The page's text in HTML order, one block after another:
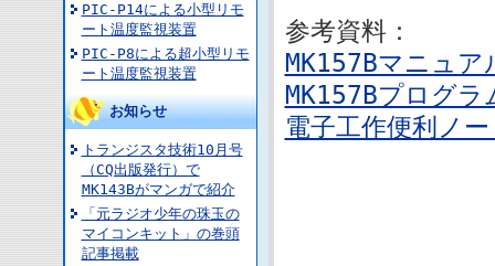
PIC-P14による小型リモ
ート温度監視装置
PIC-P8による超小型リモ
ート温度監視装置
お知らせ
トランジスタ技術10月号
（CQ出版発行）で
MK143Bがマンガで紹介
「元ラジオ少年の珠玉の
マイコンキット」の巻頭
記事掲載
参考資料：
MK157Bマニュア
MK157Bプログ
電子工作便利ノ